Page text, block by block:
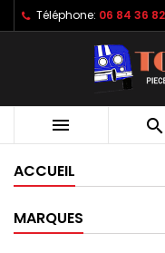
Téléphone: 06 84 36
 
ACCUEIL
MARQUES